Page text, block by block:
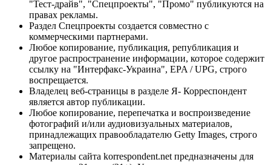
"Тест-драйв", "Спецпроекты", "Промо" публикуются на
правах рекламы.
Раздел Спецпроекты создается совместно с
коммерческими партнерами.
Любое копирование, публикация, републикация и
другое распространение информации, которое содержит
ссылку на "Интерфакс-Украина", EPA / UPG, строго
воспрещается.
Владелец веб-страницы в разделе Я- Корреспондент
является автор публикации.
Любое копирование, перепечатка и воспроизведение
фотографий и/или аудиовизуальных материалов,
принадлежащих правообладателю Getty Images, строго
запрещено.
Материалы сайта korrespondent.net предназначены для